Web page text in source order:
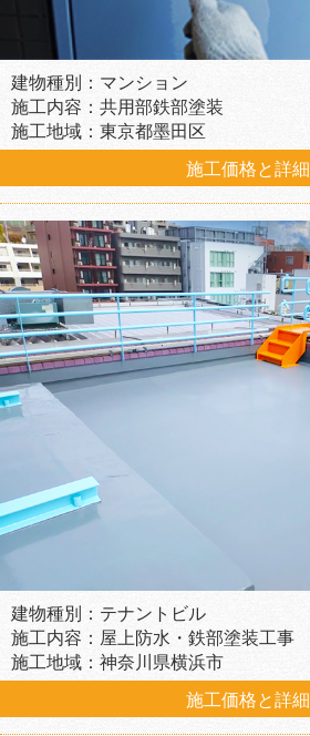
建物種別：マンション
施工内容：共用部鉄部塗装
施工地域：東京都墨田区
施工価格と詳細
建物種別：テナントビル
施工内容：屋上防水・鉄部塗装工事
施工地域：神奈川県横浜市
施工価格と詳細